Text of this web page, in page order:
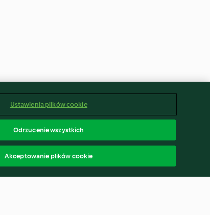
Ustawienia plików cookie
Odrzucenie wszystkich
Akceptowanie plików cookie